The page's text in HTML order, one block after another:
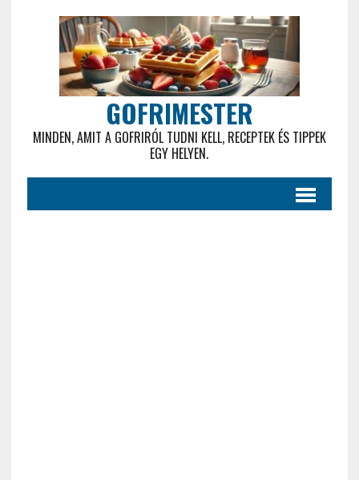
GOFRIMESTER
MINDEN, AMIT A GOFRIRÓL TUDNI KELL, RECEPTEK ÉS TIPPEK
EGY HELYEN.